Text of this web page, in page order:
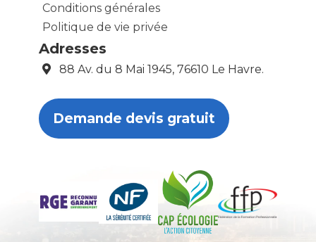
Conditions générales
Politique de vie privée
Adresses
88 Av. du 8 Mai 1945, 76610 Le Havre.
Demande devis gratuit